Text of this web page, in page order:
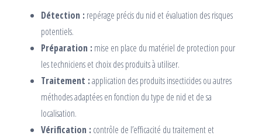
Détection : repérage précis du nid et évaluation des risques
potentiels.
Préparation : mise en place du matériel de protection pour
les techniciens et choix des produits à utiliser.
Traitement :application des produits insecticides ou autres
méthodes adaptées en fonction du type de nid et de sa
localisation.
Vérification : contrôle de l’efficacité du traitement et